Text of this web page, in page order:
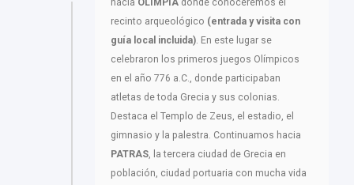
recinto arqueológico (entrada y visita con
guía local incluida) . En este lugar se
celebraron los primeros juegos Olímpicos
en el año 776 a.C., donde participaban
atletas de toda Grecia y sus colonias.
Destaca el Templo de Zeus, el estadio, el
gimnasio y la palestra. Continuamos hacia
PATRAS , la tercera ciudad de Grecia en
población, ciudad portuaria con mucha vida